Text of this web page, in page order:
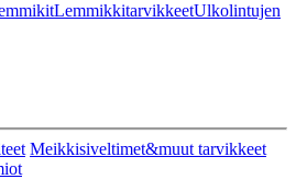
LemmikkitarvikkeetUlkolintujen
Meikkisiveltimet&muut tarvikkeet